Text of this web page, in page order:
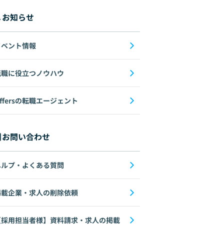
お知らせ
ント情報
に役立つノウハウ
の転職エージェント
お問い合わせ
プ・よくある質問
企業・求人の削除依頼
用担当者様】資料請求・求人の掲載